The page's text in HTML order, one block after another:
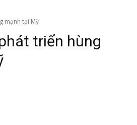
mạnh tại Mỹ
triển hùng